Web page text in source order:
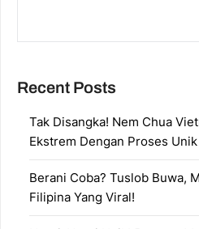
Recent Posts
Tak Disangka! Nem Chua
Ekstrem Dengan Proses Unik
Berani Coba? Tuslob Buwa,
Filipina Yang Viral!